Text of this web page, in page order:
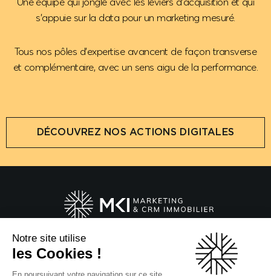
s'appuie sur la data pour un marketing mesuré.
Tous nos pôles d'expertise avancent de façon transverse
et complémentaire, avec un sens aigu de la performance.
DÉCOUVREZ NOS ACTIONS DIGITALES
92200 Neuilly-sur-Seine
Notre site utilise
les Cookies !
En poursuivant votre navigation sur ce site,